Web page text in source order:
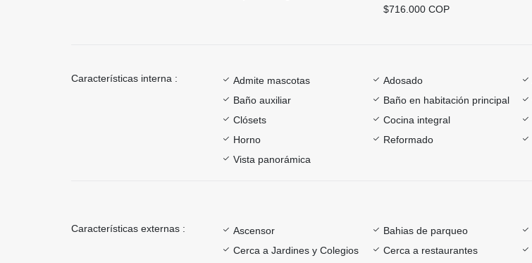
$716.000 COP
Características interna : Admite mascotas Adosado
Baño auxiliar
Baño en habitación principal
Clósets
Cocina integral
Horno
Reformado
Vista panorámica
Características externas : Ascensor Bahias de parqueo
Cerca a Jardines y Colegios
Cerca a restaurantes